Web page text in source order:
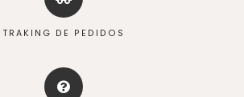
TRAKING DE PEDIDOS